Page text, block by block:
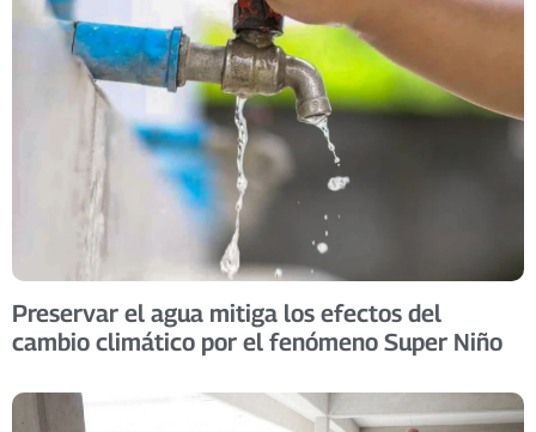
Preservar el agua mitiga los efectos del
cambio climático por el fenómeno Super Niño